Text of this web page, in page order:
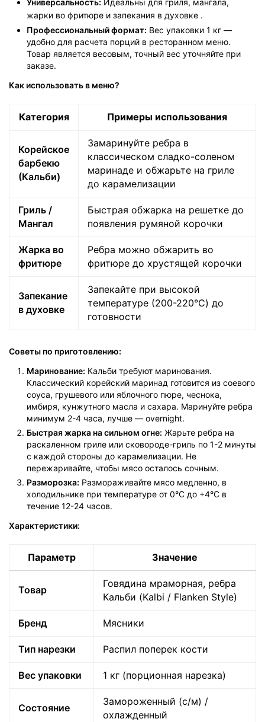
Универсальность: Идеальны для гриля, мангала,
жарки во фритюре и запекания в духовке .
Профессиональный формат: Вес упаковки 1 кг —
удобно для расчета порций в ресторанном меню.
Товар является весовым, точный вес уточняйте при
заказе.
Как использовать в меню?
Категория Примеры использования
Корейское
барбекю
(Кальби)
Замаринуйте ребра в
классическом сладко-соленом
маринаде и обжарьте на гриле
до карамелизации
Гриль /
Мангал
Быстрая обжарка на решетке до
появления румяной корочки
Жарка во
фритюре
Ребра можно обжарить во
фритюре до хрустящей корочки
Запекание
в духовке
Запекайте при высокой
температуре (200-220°C) до
готовности
Советы по приготовлению:
Маринование: Кальби требуют маринования.
Классический корейский маринад готовится из соевого
соуса, грушевого или яблочного пюре, чеснока,
имбиря, кунжутного масла и сахара. Маринуйте ребра
минимум 2-4 часа, лучше — overnight.
Быстрая жарка на сильном огне: Жарьте ребра на
раскаленном гриле или сковороде-гриль по 1-2 минуты
с каждой стороны до карамелизации. Не
пережаривайте, чтобы мясо осталось сочным.
Разморозка: Размораживайте мясо медленно, в
холодильнике при температуре от 0°C до +4°C в
течение 12-24 часов.
Характеристики:
Параметр Значение
Товар
Говядина мраморная, ребра
Кальби (Kalbi / Flanken Style)
Бренд Мясники
Тип нарезки Распил поперек кости
Вес упаковки 1 кг (порционная нарезка)
Состояние
Замороженный (с/м) /
охлажденный